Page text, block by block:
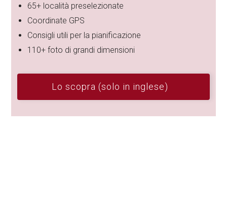
65+ località preselezionate
Coordinate GPS
Consigli utili per la pianificazione
110+ foto di grandi dimensioni
Lo scopra (solo in inglese)